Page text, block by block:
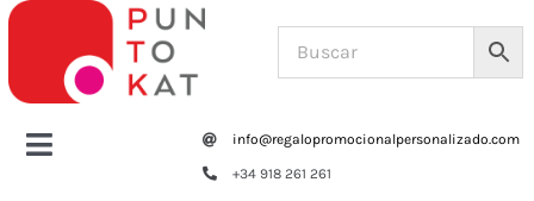
Saltar
contenido
Toggle
info@regalopromocionalpersonalizado.com
+34 918 261 261